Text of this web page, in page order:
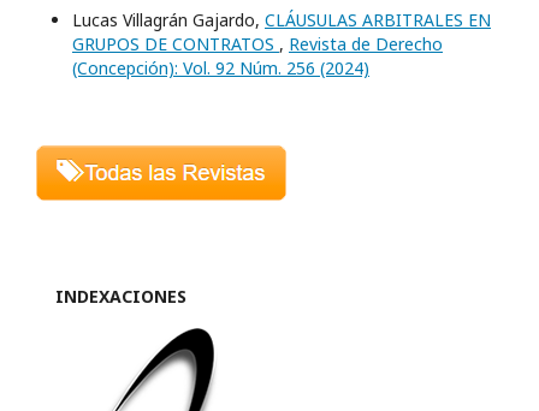
Lucas Villagrán Gajardo, CLÁUSULAS ARBITRALES EN
GRUPOS DE CONTRATOS , Revista de Derecho
(Concepción): Vol. 92 Núm. 256 (2024)
INDEXACIONES